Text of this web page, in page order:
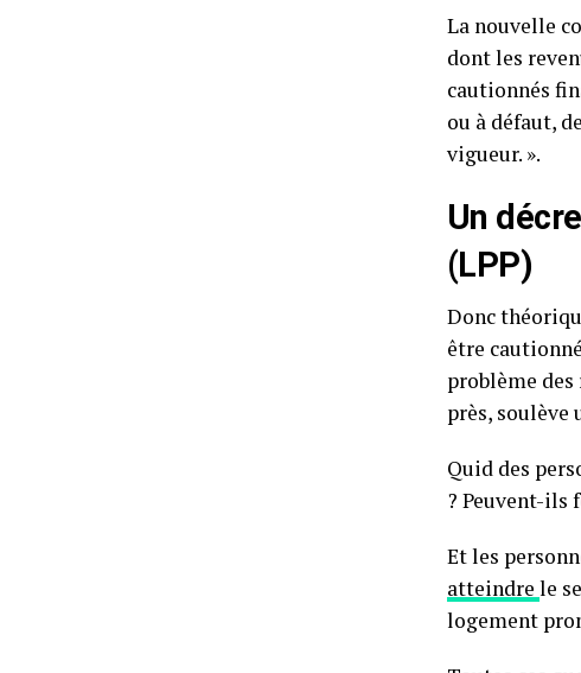
La nouvelle
dont les
cautionnés
ou à défaut,
vigueur. ».
Un
(LPP)
Donc
être
problème des
près, soulève
Quid des
? Peuvent-ils
Et les
atteindre le
logement